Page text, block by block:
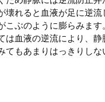
壊れると血液が足に逆
こぶのように膨らみま
は血液の逆流により、静
てもあまりはっきりしな